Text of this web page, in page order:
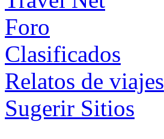
Foro
Clasificados
Relatos de viajes
Sugerir Sitios